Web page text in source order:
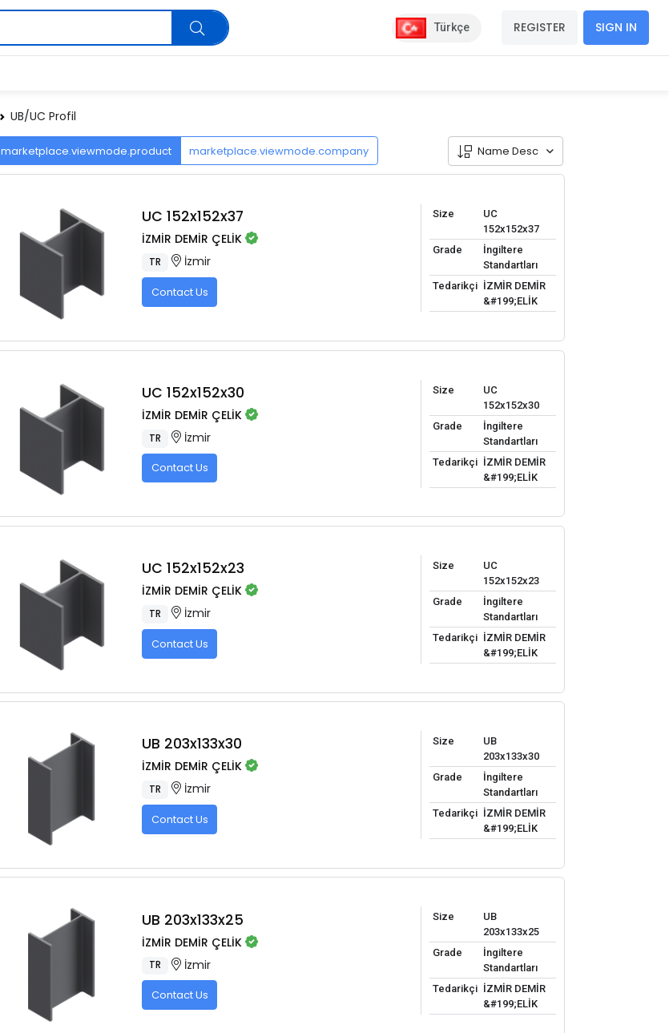
Türkçe REGISTER SIGN IN
UB/UC Profil
marketplace.viewmode.product marketplace.viewmode.company Name Desc
UC 152x152x37
İZMİR DEMİR ÇELİK
TR İzmir
Contact Us
Size
UC
152x152x37
Grade
İngiltere
Standartları
Tedarikçi İZMİR DEMİR
&#199;ELİK
UC 152x152x30
İZMİR DEMİR ÇELİK
TR İzmir
Contact Us
Size
UC
152x152x30
Grade
İngiltere
Standartları
Tedarikçi İZMİR DEMİR
&#199;ELİK
UC 152x152x23
İZMİR DEMİR ÇELİK
TR İzmir
Contact Us
Size
UC
152x152x23
Grade
İngiltere
Standartları
Tedarikçi İZMİR DEMİR
&#199;ELİK
UB 203x133x30
İZMİR DEMİR ÇELİK
TR İzmir
Contact Us
Size
UB
203x133x30
Grade
İngiltere
Standartları
Tedarikçi İZMİR DEMİR
&#199;ELİK
UB 203x133x25
İZMİR DEMİR ÇELİK
TR İzmir
Contact Us
Size
UB
203x133x25
Grade
İngiltere
Standartları
Tedarikçi İZMİR DEMİR
&#199;ELİK